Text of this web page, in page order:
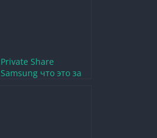
Private Share
Samsung что это за